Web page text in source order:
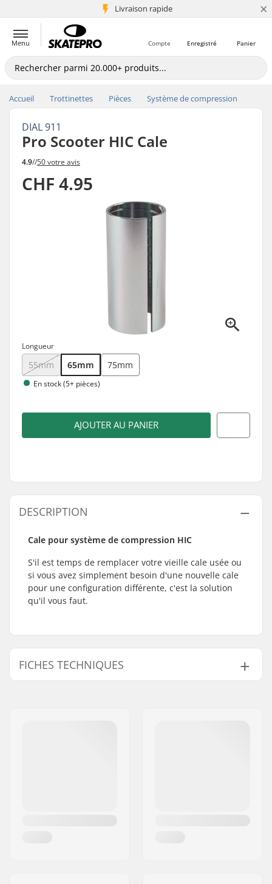
Livraison rapide
+5 mio de clients ×
Menu Panier
Enregistré
Compte
Accueil Trottinettes Pièces Système de compression
DIAL 911
Pro Scooter HIC Cale
4.9//50 votre avis
CHF 4.95
Longueur
55mm 65mm 75mm
En stock (5+ pièces)
AJOUTER AU PANIER
DESCRIPTION
Cale pour système de compression HIC
S'il est temps de remplacer votre vieille cale usée ou
si vous avez simplement besoin d'une nouvelle cale
pour une configuration différente, c'est la solution
qu'il vous faut.
FICHES TECHNIQUES